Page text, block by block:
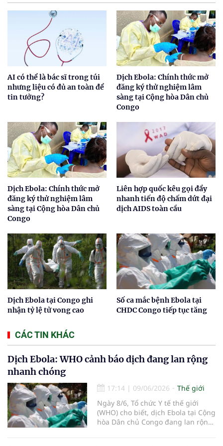
AI có thể là bác sĩ trong túi
nhưng liệu có đủ an toàn để
tin tưởng?
Dịch Ebola: Chính thức mở
đăng ký thử nghiệm lâm
sàng tại Cộng hòa Dân chủ
Congo
Dịch Ebola: Chính thức mở
đăng ký thử nghiệm lâm
sàng tại Cộng hòa Dân chủ
Congo
Liên hợp quốc kêu gọi đẩy
nhanh tiến độ chấm dứt đại
dịch AIDS toàn cầu
Dịch Ebola tại Congo ghi
nhận tỷ lệ tử vong cao
Số ca mắc bệnh Ebola tại
CHDC Congo tiếp tục tăng
CÁC TIN KHÁC
Dịch Ebola: WHO cảnh báo dịch đang lan rộng
nhanh chóng
17:14 | 09/06/2026
Thế giới
Ngày 8/6, Tổ chức Y tế thế giới
(WHO) cho biết, dịch Ebola tại Cộng
hòa Dân chủ Congo đang lan rộng